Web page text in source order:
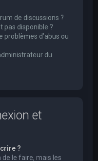
de discussions ?
pas disponible ?
problèmes d’abus ou
du
et
?
de le faire, mais les